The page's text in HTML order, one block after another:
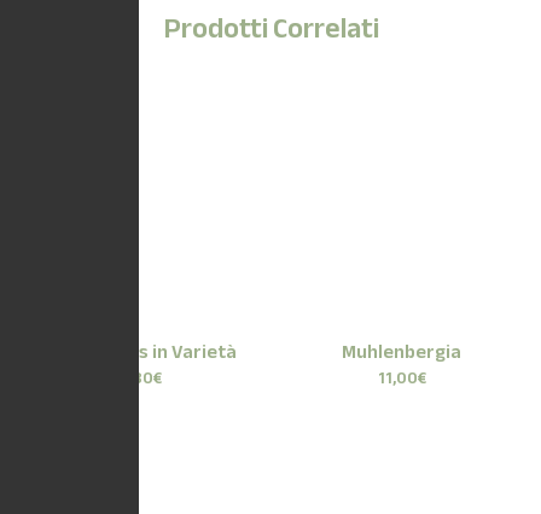
Prodotti Correlati
Agapanthus in Varietà
8,80€
Muhlenbergia
11,00€